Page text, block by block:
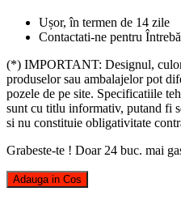
Ușor, în termen de 14 zile
Contactati-ne pentru
(*) IMPORTANT: Designul,
produselor sau ambalajelor pot
pozele de pe site. Specificatiile
sunt cu titlu informativ, putand fi
si nu constituie obligativitate
Grabeste-te ! Doar 24 buc. mai
Adauga in Cos